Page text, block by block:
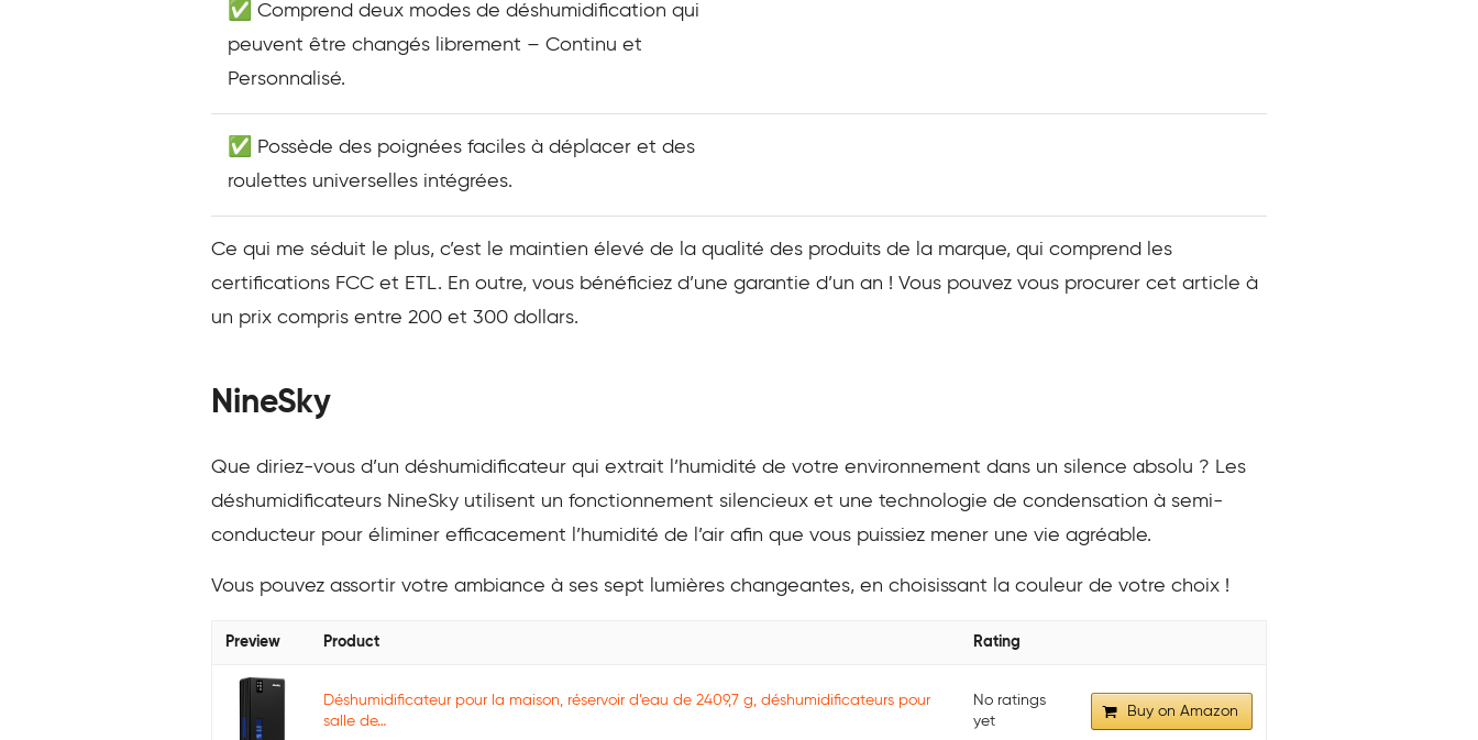
✅ Comprend deux modes de déshumidification qui
peuvent être changés librement – Continu et
Personnalisé.
✅ Possède des poignées faciles à déplacer et des
roulettes universelles intégrées.
Ce qui me séduit le plus, c’est le maintien élevé de la qualité des produits de la marque, qui comprend les
certifications FCC et ETL. En outre, vous bénéficiez d’une garantie d’un an ! Vous pouvez vous procurer cet article à
un prix compris entre 200 et 300 dollars.
NineSky
Que diriez-vous d’un déshumidificateur qui extrait l’humidité de votre environnement dans un silence absolu ? Les
déshumidificateurs NineSky utilisent un fonctionnement silencieux et une technologie de condensation à semi-
conducteur pour éliminer efficacement l’humidité de l’air afin que vous puissiez mener une vie agréable.
Vous pouvez assortir votre ambiance à ses sept lumières changeantes, en choisissant la couleur de votre choix !
Preview Product Rating
Déshumidificateur pour la maison, réservoir d’eau de 2409,7 g, déshumidificateurs pour
salle de…
No ratings
yet
Buy on Amazon